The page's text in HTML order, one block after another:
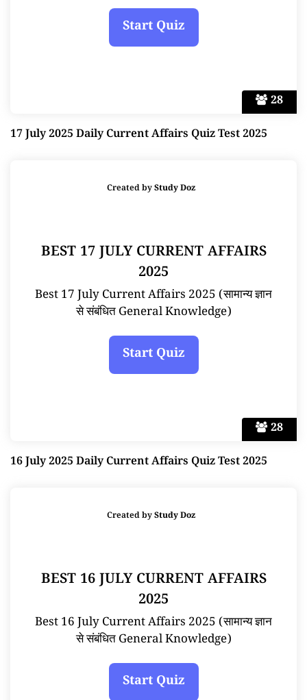
28
17 July 2025 Daily Current Affairs Quiz Test 2025
28
Created byStudy Doz
BEST 17 JULY CURRENT AFFAIRS
2025
Best 17 July Current Affairs 2025 (सामान्य ज्ञान
से संबंधित General Knowledge)
16 July 2025 Daily Current Affairs Quiz Test 2025
Created byStudy Doz
BEST 16 JULY CURRENT AFFAIRS
2025
Best 16 July Current Affairs 2025 (सामान्य ज्ञान
से संबंधित General Knowledge)